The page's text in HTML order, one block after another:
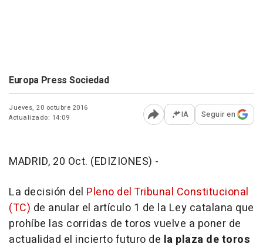
Europa Press Sociedad
Jueves, 20 octubre 2016
Actualizado: 14:09
Abrir opciones para
IA Seguir en
MADRID, 20 Oct. (EDIZIONES) -
La decisión del Pleno del Tribunal Constitucional
(TC) de anular el artículo 1 de la Ley catalana que
prohíbe las corridas de toros vuelve a poner de
actualidad el incierto futuro de la plaza de toros